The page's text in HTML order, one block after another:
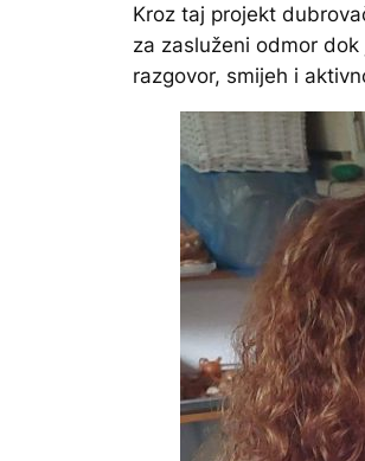
Kroz taj projekt
za zasluženi odmor
razgovor, smijeh i